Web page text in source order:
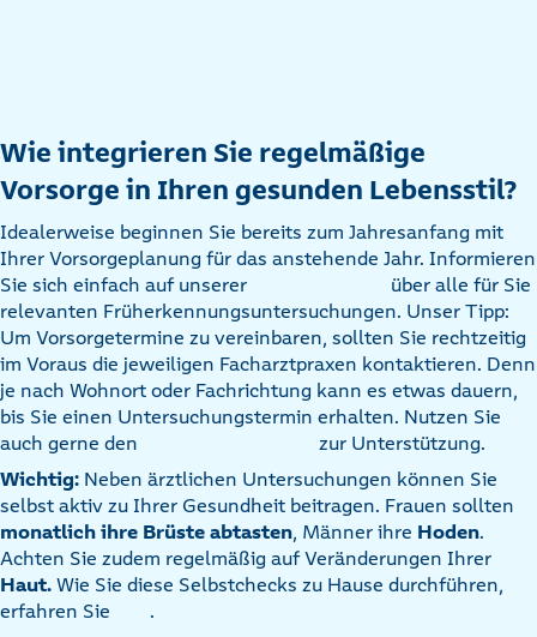
Wie integrieren Sie regelmäßige
Vorsorge in Ihren gesunden Lebensstil?
Idealerweise beginnen Sie bereits zum Jahresanfang mit
Ihrer Vorsorgeplanung für das anstehende Jahr. Informieren
Sie sich einfach auf unserer
über alle für Sie
relevanten Früherkennungsuntersuchungen. Unser Tipp:
Um Vorsorgetermine zu vereinbaren, sollten Sie rechtzeitig
im Voraus die jeweiligen Facharztpraxen kontaktieren. Denn
je nach Wohnort oder Fachrichtung kann es etwas dauern,
bis Sie einen Untersuchungstermin erhalten. Nutzen Sie
auch gerne den
zur Unterstützung.
Wichtig: Neben ärztlichen Untersuchungen können Sie
selbst aktiv zu Ihrer Gesundheit beitragen. Frauen sollten
monatlich ihre Brüste abtasten, Männer ihre Hoden.
Achten Sie zudem regelmäßig auf Veränderungen Ihrer
Haut. Wie Sie diese Selbstchecks zu Hause durchführen,
erfahren Sie
.